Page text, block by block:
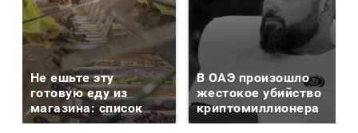
Не ешьте эту
готовую еду из
магазина: список
В ОАЭ произошло
жестокое убийство
криптомиллионера